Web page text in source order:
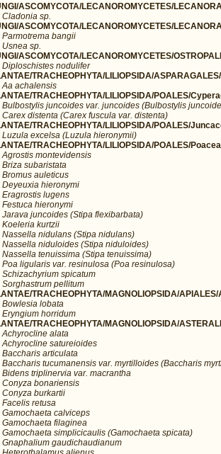
ASCOMYCOTA/LECANOROMYCETES/
Cladonia sp.
ASCOMYCOTA/LECANOROMYCETES/
Parmotrema bangii
Usnea sp.
ASCOMYCOTA/LECANOROMYCETES/
Diploschistes nodulifer
TRACHEOPHYTA/LILIOPSIDA/
Aa achalensis
TRACHEOPHYTA/LILIOPSIDA/POALES/
Bulbostylis juncoides var. juncoides (Bulbostylis
Carex distenta (Carex fuscula var. distenta)
TRACHEOPHYTA/LILIOPSIDA/POALES/
Luzula excelsa (Luzula hieronymii)
TRACHEOPHYTA/LILIOPSIDA/POALES/
Agrostis montevidensis
Briza subaristata
Bromus auleticus
Deyeuxia hieronymi
Eragrostis lugens
Festuca hieronymi
Jarava juncoides (Stipa flexibarbata)
Koeleria kurtzii
Nassella nidulans (Stipa nidulans)
Nassella niduloides (Stipa niduloides)
Nassella tenuissima (Stipa tenuissima)
Poa ligularis var. resinulosa (Poa resinulosa)
Schizachyrium spicatum
Sorghastrum pellitum
TRACHEOPHYTA/MAGNOLIOPSIDA/
Bowlesia lobata
Eryngium horridum
TRACHEOPHYTA/MAGNOLIOPSIDA/
Achyrocline alata
Achyrocline satureioides
Baccharis articulata
Baccharis tucumanensis var. myrtilloides (Baccharis
Bidens triplinervia var. macrantha
Conyza bonariensis
Conyza burkartii
Facelis retusa
Gamochaeta calviceps
Gamochaeta filaginea
Gamochaeta simplicicaulis (Gamochaeta spicata)
Gnaphalium gaudichaudianum